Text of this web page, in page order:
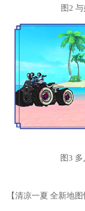
图2
图3
【清凉一夏 全新地图